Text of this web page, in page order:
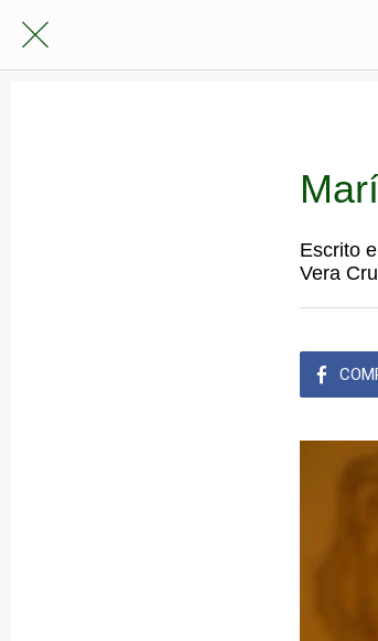
Escrito
Vera